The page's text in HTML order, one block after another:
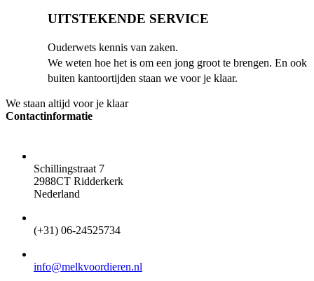
UITSTEKENDE SERVICE
Ouderwets kennis van zaken.
We weten hoe het is om een jong groot te brengen. En ook
buiten kantoortijden staan we voor je klaar.
We staan altijd voor je klaar
Contactinformatie
Schillingstraat 7
2988CT Ridderkerk
Nederland
(+31) 06-24525734
info@melkvoordieren.nl